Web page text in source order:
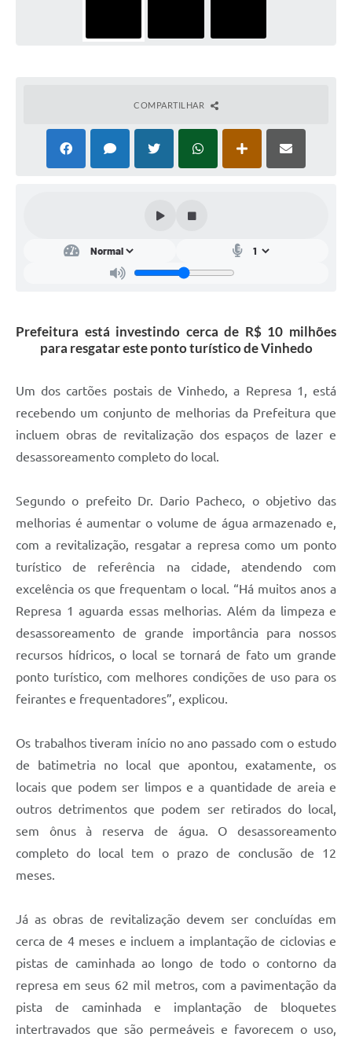
COMPARTILHAR
Prefeitura está investindo cerca de R$ 10 milhões
para resgatar este ponto turístico de Vinhedo
Um dos cartões postais de Vinhedo, a Represa 1, está
recebendo um conjunto de melhorias da Prefeitura que
incluem obras de revitalização dos espaços de lazer e
desassoreamento completo do local.
Segundo o prefeito Dr. Dario Pacheco, o objetivo das
melhorias é aumentar o volume de água armazenado e,
com a revitalização, resgatar a represa como um ponto
turístico de referência na cidade, atendendo com
excelência os que frequentam o local. “Há muitos anos a
Represa 1 aguarda essas melhorias. Além da limpeza e
desassoreamento de grande importância para nossos
recursos hídricos, o local se tornará de fato um grande
ponto turístico, com melhores condições de uso para os
feirantes e frequentadores”, explicou.
Os trabalhos tiveram início no ano passado com o estudo
de batimetria no local que apontou, exatamente, os
locais que podem ser limpos e a quantidade de areia e
outros detrimentos que podem ser retirados do local,
sem ônus à reserva de água. O desassoreamento
completo do local tem o prazo de conclusão de 12
meses.
Já as obras de revitalização devem ser concluídas em
cerca de 4 meses e incluem a implantação de ciclovias e
pistas de caminhada ao longo de todo o contorno da
represa em seus 62 mil metros, com a pavimentação da
pista de caminhada e implantação de bloquetes
intertravados que são permeáveis e favorecem o uso,